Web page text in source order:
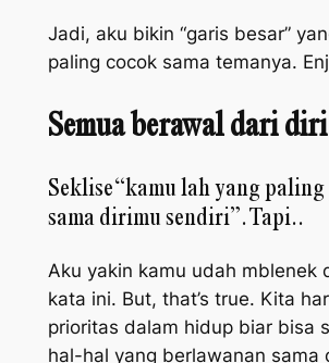
Jadi, aku bikin “garis besar”
paling cocok sama temanya.
Semua berawal dari
Seklise “kamu lah yang
sama dirimu sendiri”. Tapi..
Aku yakin kamu udah mblenek
kata ini. But, that’s true. Kita
prioritas dalam hidup biar bisa
hal-hal yang berlawanan sama